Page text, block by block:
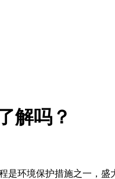
解吗？
环境保护措施之一，